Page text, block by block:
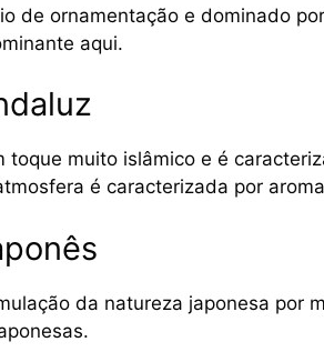
de ornamentação e dominado
aqui.
toque muito islâmico e é
é caracterizada por
da natureza japonesa por